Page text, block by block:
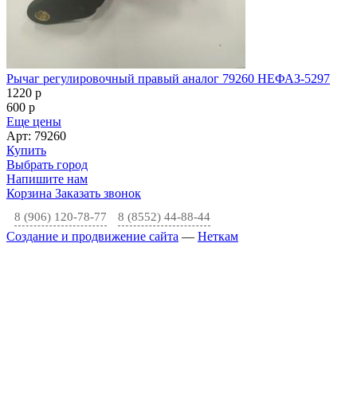
Рычаг регулировочный правый аналог 79260 НЕФАЗ-5297
1220 p
600 p
Еще цены
Арт: 79260
Купить
Выбрать город
Напишите нам
Корзина Заказать звонок
8 (906) 120-78-77 8 (8552) 44-88-44
Создание и продвижение сайта — Неткам